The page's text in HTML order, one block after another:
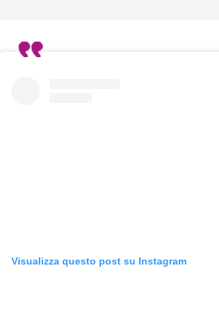
Visualizza questo post su Instagram